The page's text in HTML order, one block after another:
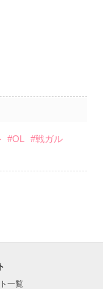
#OL #戦ガル
一覧